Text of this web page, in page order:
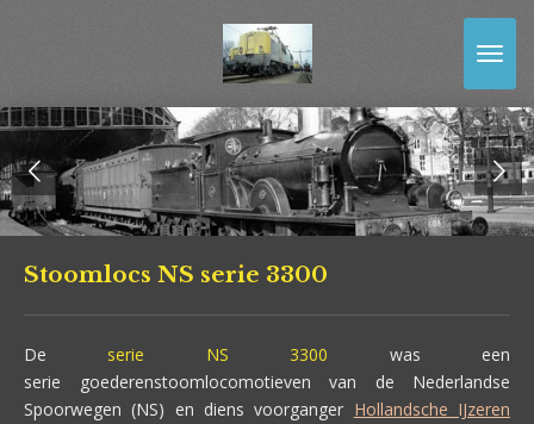
de
hoofdinhoud
Stoomlocs NS serie 3300
De serie NS 3300 was een
serie goederenstoomlocomotieven van de Nederlandse
Spoorwegen (NS) en diens voorganger Hollandsche IJzeren